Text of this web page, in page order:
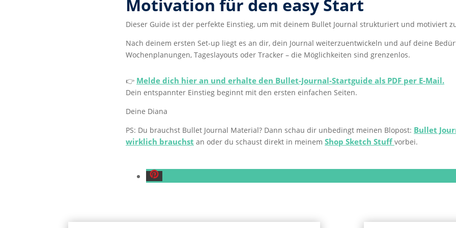
Motivation für den easy Start
Dieser Guide ist der perfekte Einstieg, um mit deinem Bullet Journal strukturiert und motiviert
Nach deinem ersten Set-up liegt es an dir, dein Journal weiterzuentwickeln und auf deine
Wochenplanungen, Tageslayouts oder Tracker – die Möglichkeiten sind grenzenlos.
👉 Melde dich hier an und erhalte den Bullet-Journal-Startguide als PDF per E-Mail.
Dein entspannter Einstieg beginnt mit den ersten einfachen Seiten.
Deine Diana
PS: Du brauchst Bullet Journal Material? Dann schau dir unbedingt meinen Blopost: Bullet
wirklich brauchst an oder du schaust direkt in meinem Shop Sketch Stuff vorbei.